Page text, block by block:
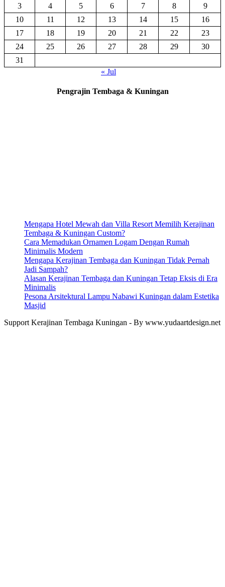
3
4 5 6 7 8
9
10
11 12 13 14 15
16
17
18 19 20 21 22
23
24
25 26 27 28 29
30
31
« Jul
Pengrajin Tembaga & Kuningan
Mengapa Hotel Mewah dan Villa Resort Memilih Kerajinan
Tembaga & Kuningan Custom?
Cara Memadukan Ornamen Logam Dengan Rumah
Minimalis Modern
Mengapa Kerajinan Tembaga dan Kuningan Tidak Pernah
Jadi Sampah?
Alasan Kerajinan Tembaga dan Kuningan Tetap Eksis di Era
Minimalis
Pesona Arsitektural Lampu Nabawi Kuningan dalam Estetika
Masjid
Support Kerajinan Tembaga Kuningan - By www.yudaartdesign.net